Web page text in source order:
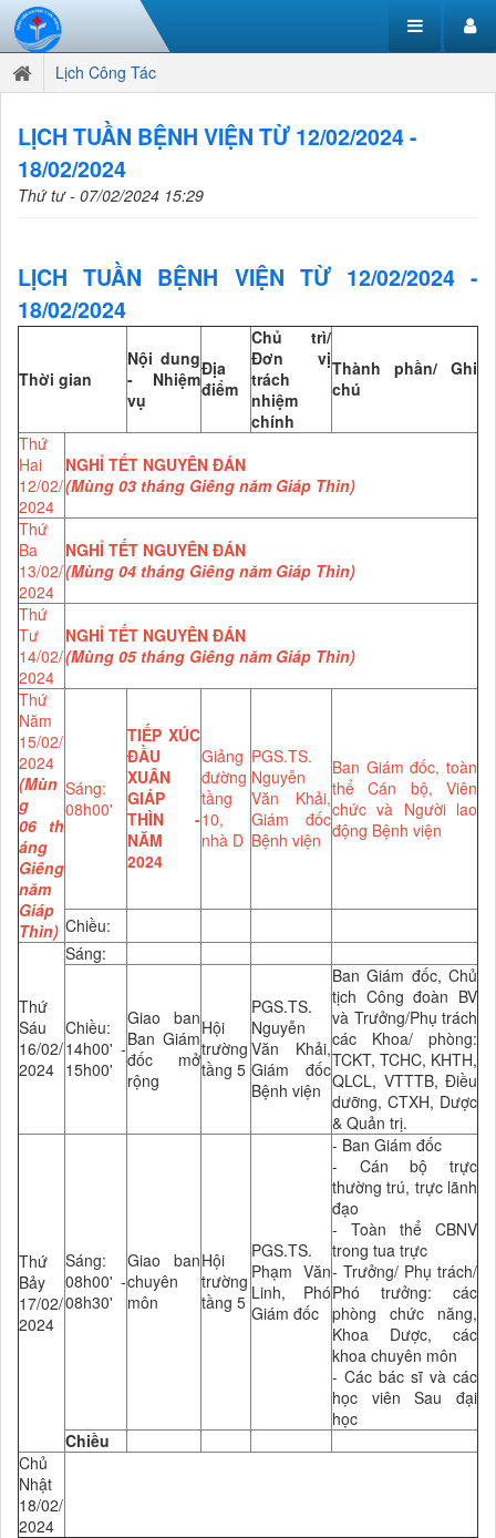
Lịch Công Tác
LỊCH TUẦN BỆNH VIỆN TỪ 12/02/2024 -
18/02/2024
Thứ tư - 07/02/2024 15:29
LỊCH TUẦN BỆNH VIỆN TỪ 12/02/2024 -
18/02/2024
Thời gian
Nội dung
- Nhiệm
vụ
Địa
điểm
Chủ trì/
Đơn vị
trách
nhiệm
chính
Thành phần/ Ghi
chú
Thứ
Hai
12/02/
2024
NGHỈ TẾT NGUYÊN ĐÁN
(Mùng 03 tháng Giêng năm Giáp Thìn)
Thứ
Ba
13/02/
2024
NGHỈ TẾT NGUYÊN ĐÁN
(Mùng 04 tháng Giêng năm Giáp Thìn)
Thứ
Tư
14/02/
2024
NGHỈ TẾT NGUYÊN ĐÁN
(Mùng 05 tháng Giêng năm Giáp Thìn)
Thứ
Năm
15/02/
2024
(Mùn
g
06 th
áng
Giêng
năm
Giáp
Thìn)
Sáng:
08h00'
TIẾP XÚC
ĐẦU
XUÂN
GIÁP
THÌN -
NĂM
2024
Giảng
đường
tầng
10,
nhà D
PGS.TS.
Nguyễn
Văn Khải,
Giám đốc
Bệnh viện
Ban Giám đốc, toàn
thể Cán bộ, Viên
chức và Người lao
động Bệnh viện
Chiều:
Thứ
Sáu
16/02/
2024
Sáng:
Chiều:
14h00' -
15h00'
Giao ban
Ban Giám
đốc mở
rộng
Hội
trường
tầng 5
PGS.TS.
Nguyễn
Văn Khải,
Giám đốc
Bệnh viện
Ban Giám đốc, Chủ
tịch Công đoàn BV
và Trưởng/Phụ trách
các Khoa/ phòng:
TCKT, TCHC, KHTH,
QLCL, VTTTB, Điều
dưỡng, CTXH, Dược
& Quản trị.
Thứ
Bảy
17/02/
2024
Sáng:
08h00' -
08h30'
Giao ban
chuyên
môn
Hội
trường
tầng 5
PGS.TS.
Phạm Văn
Linh, Phó
Giám đốc
- Ban Giám đốc
- Cán bộ trực
thường trú, trực lãnh
đạo
- Toàn thể CBNV
trong tua trực
- Trưởng/ Phụ trách/
Phó trưởng: các
phòng chức năng,
Khoa Dược, các
khoa chuyên môn
- Các bác sĩ và các
học viên Sau đại
học
Chiều
Chủ
Nhật
18/02/
2024